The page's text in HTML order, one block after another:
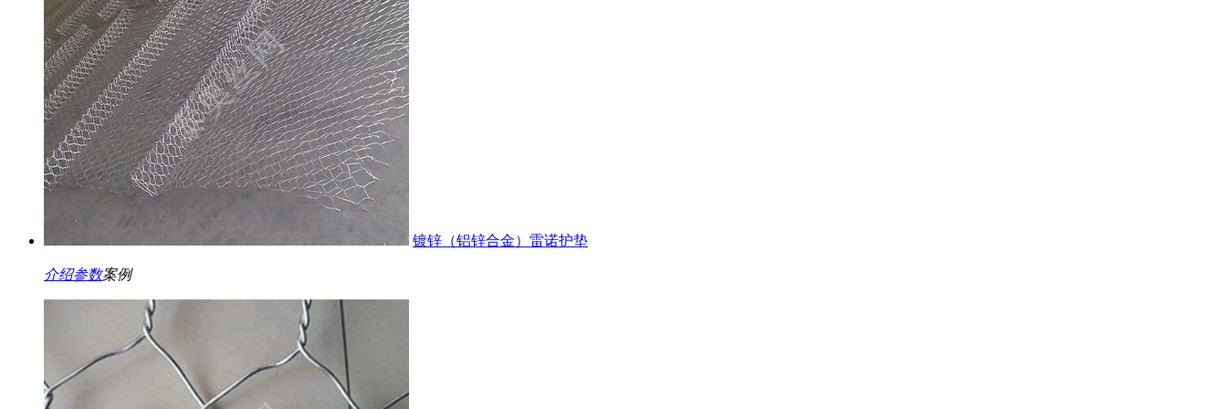
镀锌（铝锌合金）雷诺护垫
介绍参数案例